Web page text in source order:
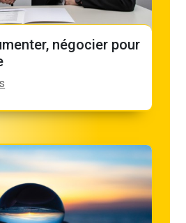
négocier pour